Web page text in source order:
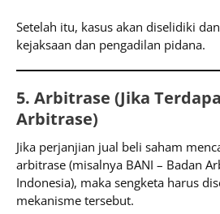
Setelah itu, kasus akan diselidiki
kejaksaan dan pengadilan pidana.
5. Arbitrase (Jika
Arbitrase)
Jika perjanjian jual beli saham
arbitrase (misalnya BANI – Badan
Indonesia), maka sengketa harus
mekanisme tersebut.